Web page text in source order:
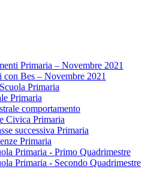
Primaria – Novembre 2021
con Bes – Novembre 2021
Primaria
Primaria
comportamento
Civica Primaria
successiva Primaria
Primaria
Primaria - Primo Quadrimestre
Primaria - Secondo Quadrimestre